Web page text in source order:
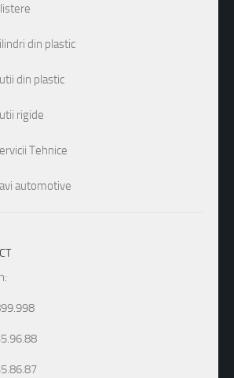
din plastic
din plastic
rigide
Tehnice
automotive